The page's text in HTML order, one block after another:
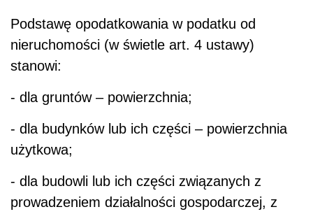
Podstawę opodatkowania w podatku od
nieruchomości (w świetle art. 4 ustawy)
stanowi:
- dla gruntów – powierzchnia;
- dla budynków lub ich części – powierzchnia
użytkowa;
- dla budowli lub ich części związanych z
prowadzeniem działalności gospodarczej, z